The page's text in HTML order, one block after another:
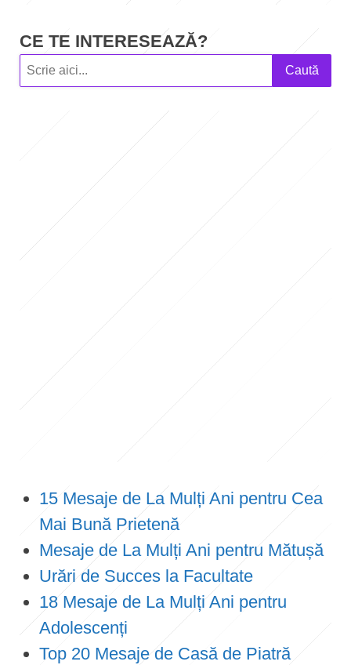
CE TE INTERESEAZĂ?
Caută
15 Mesaje de La Mulți Ani pentru Cea
Mai Bună Prietenă
Mesaje de La Mulți Ani pentru Mătușă
Urări de Succes la Facultate
18 Mesaje de La Mulți Ani pentru
Adolescenți
Top 20 Mesaje de Casă de Piatră